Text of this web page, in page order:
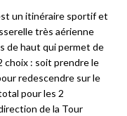
un itinéraire sportif et
très aérienne
de haut qui permet de
choix : soit prendre le
redescendre sur le
pour les 2
de la Tour